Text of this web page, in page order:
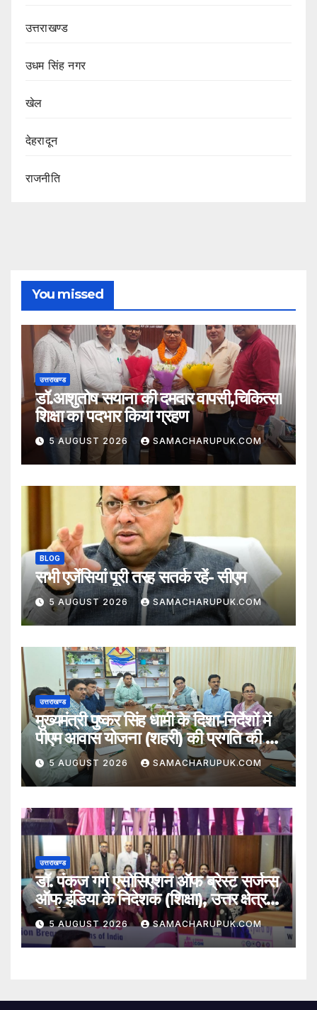
उत्तराखण्ड
उधम सिंह नगर
खेल
देहरादून
राजनीति
You missed
उत्तराखण्ड
डॉ.आशुतोष सयाना की दमदार वापसी,चिकित्सा
शिक्षा का पदभार किया ग्रहण
5 AUGUST 2026 SAMACHARUPUK.COM
BLOG
सभी एजेंसियां पूरी तरह सतर्क रहें- सीएम
5 AUGUST 2026 SAMACHARUPUK.COM
उत्तराखण्ड
मुख्यमंत्री पुष्कर सिंह धामी के दिशा-निर्देशों में
पीएम आवास योजना (शहरी) की प्रगति की हुई
समीक्षा
5 AUGUST 2026 SAMACHARUPUK.COM
उत्तराखण्ड
डॉ. पंकज गर्ग एसोसिएशन ऑफ ब्रेस्ट सर्जन्स
ऑफ इंडिया के निदेशक (शिक्षा), उत्तर क्षेत्र
निर्वाचित
5 AUGUST 2026 SAMACHARUPUK.COM